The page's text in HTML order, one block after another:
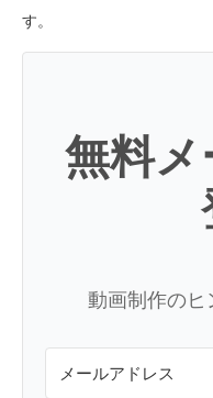
す。
無料メ
動画制作のヒ